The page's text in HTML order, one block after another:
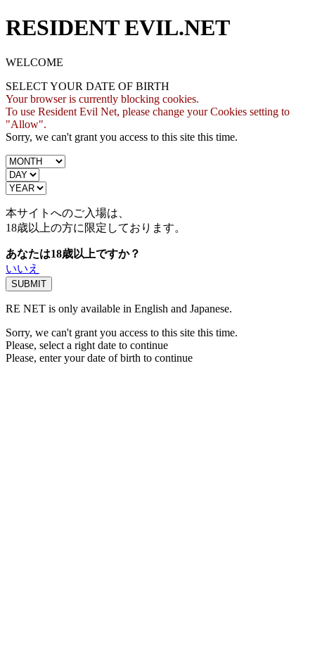
RESIDENT EVIL.NET
WELCOME
SELECT YOUR DATE OF BIRTH
Your browser is currently blocking cookies.
To use Resident Evil Net, please change your Cookies setting to
"Allow".
Sorry, we can't grant you access to this site this time.
本サイトへのご入場は、
18歳以上の方に限定しております。
あなたは18歳以上ですか？
いいえ
RE NET is only available in English and Japanese.
Sorry, we can't grant you access to this site this time.
Please, select a right date to continue
Please, enter your date of birth to continue